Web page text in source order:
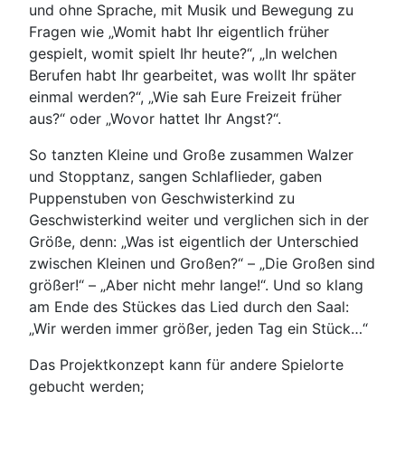
und ohne Sprache, mit Musik und Bewegung zu
Fragen wie „Womit habt Ihr eigentlich früher
gespielt, womit spielt Ihr heute?“, „In welchen
Berufen habt Ihr gearbeitet, was wollt Ihr später
einmal werden?“, „Wie sah Eure Freizeit früher
aus?“ oder „Wovor hattet Ihr Angst?“.
So tanzten Kleine und Große zusammen Walzer
und Stopptanz, sangen Schlaflieder, gaben
Puppenstuben von Geschwisterkind zu
Geschwisterkind weiter und verglichen sich in der
Größe, denn: „Was ist eigentlich der Unterschied
zwischen Kleinen und Großen?“ – „Die Großen sind
größer!“ – „Aber nicht mehr lange!“. Und so klang
am Ende des Stückes das Lied durch den Saal:
„Wir werden immer größer, jeden Tag ein Stück…“
Das Projektkonzept kann für andere Spielorte
gebucht werden;